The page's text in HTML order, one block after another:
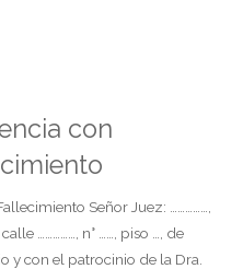
con
Señor Juez: ……………,
……………, n° ……, piso …, de
y con el patrocinio de la Dra.